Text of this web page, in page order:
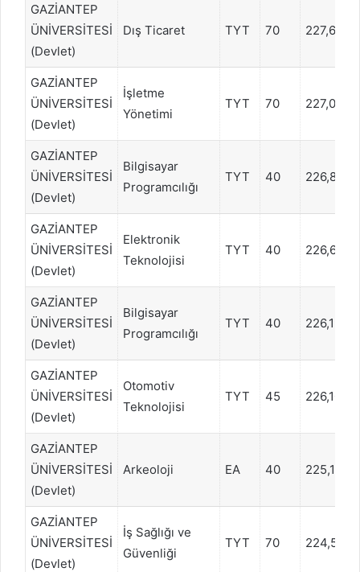
GAZİANTEP
ÜNİVERSİTESİ
(Devlet)
Dış Ticaret TYT 70
GAZİANTEP
ÜNİVERSİTESİ
(Devlet)
İşletme
Yönetimi
TYT 70
GAZİANTEP
ÜNİVERSİTESİ
(Devlet)
Bilgisayar
Programcılığı
TYT 40
GAZİANTEP
ÜNİVERSİTESİ
(Devlet)
Elektronik
Teknolojisi
TYT 40
GAZİANTEP
ÜNİVERSİTESİ
(Devlet)
Bilgisayar
Programcılığı
TYT 40
GAZİANTEP
ÜNİVERSİTESİ
(Devlet)
Otomotiv
Teknolojisi
TYT 45
GAZİANTEP
ÜNİVERSİTESİ
(Devlet)
Arkeoloji EA 40 225,11196
GAZİANTEP
ÜNİVERSİTESİ
(Devlet)
İş Sağlığı ve
Güvenliği
TYT 70